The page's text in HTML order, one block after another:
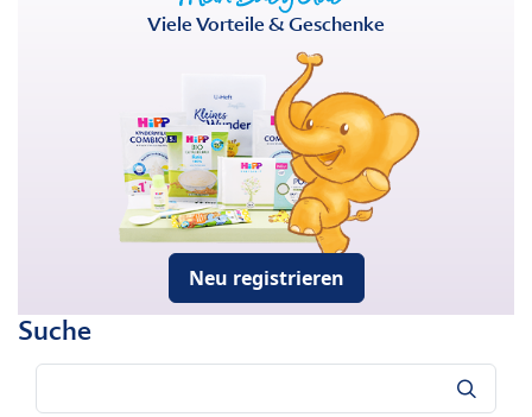
Viele Vorteile & Geschenke
Neu registrieren
Suche